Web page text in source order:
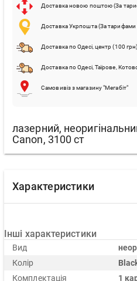
Доставка новою поштою (За
Доставка Укрпошта (За тарифами
Доставка по Одесі, центр (100 грн)
Доставка по Одесі, Таїрове,
Самовивіз з магазину "Мегабіт"
лазерний,
Canon, 3100 ст
Характеристики
Інші характеристики
Вид
Колір
Комплектація
1